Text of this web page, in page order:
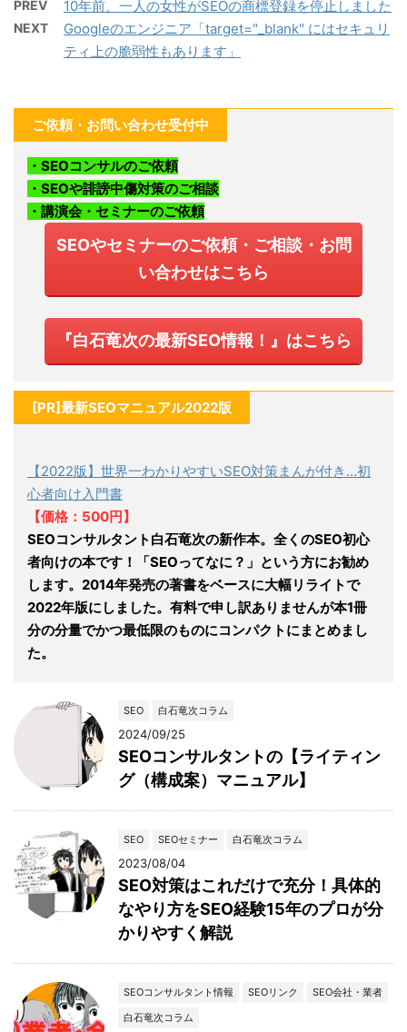
PREV 10年前、一人の女性がSEOの商標登録を停止しました
NEXT
Googleのエンジニア「target="_blank" にはセキュリ
ティ上の脆弱性もあります」
ご依頼・お問い合わせ受付中
・SEOコンサルのご依頼
・SEOや誹謗中傷対策のご相談
・講演会・セミナーのご依頼
SEOやセミナーのご依頼・ご相談・お問
い合わせはこちら
『白石竜次の最新SEO情報！』はこちら
[PR]最新SEOマニュアル2022版
【2022版】世界一わかりやすいSEO対策まんが付き…初
心者向け入門書
【価格：500円】
SEOコンサルタント白石竜次の新作本。全くのSEO初心
者向けの本です！「SEOってなに？」という方にお勧め
します。2014年発売の著書をベースに大幅リライトで
2022年版にしました。有料で申し訳ありませんが本1冊
分の分量でかつ最低限のものにコンパクトにまとめまし
た。
SEO 白石竜次コラム
2024/09/25
SEOコンサルタントの【ライティン
グ（構成案）マニュアル】
SEO SEOセミナー 白石竜次コラム
2023/08/04
SEO対策はこれだけで充分！具体的
なやり方をSEO経験15年のプロが分
かりやすく解説
SEOコンサルタント情報 SEOリンク
SEO会社・業者
白石竜次コラム